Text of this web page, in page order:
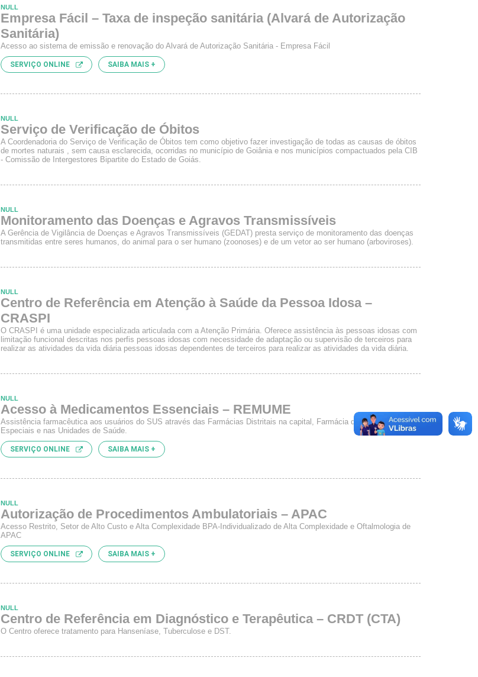
NULL
Empresa Fácil – Taxa de inspeção sanitária (Alvará de Autorização
Sanitária)
Acesso ao sistema de emissão e renovação do Alvará de Autorização Sanitária - Empresa Fácil
SERVIÇO ONLINE SAIBA MAIS +
NULL
Serviço de Verificação de Óbitos
A Coordenadoria do Serviço de Verificação de Óbitos tem como objetivo fazer investigação de todas as causas de óbitos
de mortes naturais , sem causa esclarecida, ocorridas no município de Goiânia e nos municípios compactuados pela CIB
- Comissão de Intergestores Bipartite do Estado de Goiás.
NULL
Monitoramento das Doenças e Agravos Transmissíveis
A Gerência de Vigilância de Doenças e Agravos Transmissíveis (GEDAT) presta serviço de monitoramento das doenças
transmitidas entre seres humanos, do animal para o ser humano (zoonoses) e de um vetor ao ser humano (arboviroses).
NULL
Centro de Referência em Atenção à Saúde da Pessoa Idosa –
CRASPI
O CRASPI é uma unidade especializada articulada com a Atenção Primária. Oferece assistência às pessoas idosas com
limitação funcional descritas nos perfis pessoas idosas com necessidade de adaptação ou supervisão de terceiros para
realizar as atividades da vida diária pessoas idosas dependentes de terceiros para realizar as atividades da vida diária.
NULL
Acesso à Medicamentos Essenciais – REMUME
Assistência farmacêutica aos usuários do SUS através das Farmácias Distritais na capital, Farmácia de Insumos
Especiais e nas Unidades de Saúde.
SERVIÇO ONLINE SAIBA MAIS +
NULL
Autorização de Procedimentos Ambulatoriais – APAC
Acesso Restrito, Setor de Alto Custo e Alta Complexidade BPA-Individualizado de Alta Complexidade e Oftalmologia de
APAC
SERVIÇO ONLINE SAIBA MAIS +
NULL
Centro de Referência em Diagnóstico e Terapêutica – CRDT (CTA)
O Centro oferece tratamento para Hanseníase, Tuberculose e DST.